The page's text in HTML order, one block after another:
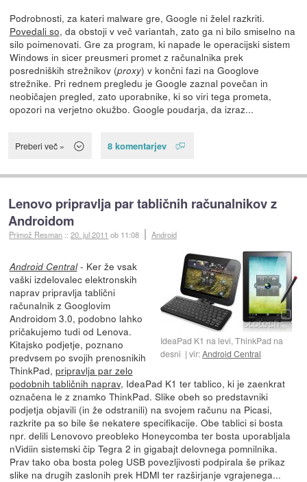
Podrobnosti, za kateri malware gre, Google ni želel razkriti.
Povedali so, da obstoji v več variantah, zato ga ni bilo smiselno na
silo poimenovati. Gre za program, ki napade le operacijski sistem
Windows in sicer preusmeri promet z računalnika prek
posredniških strežnikov (proxy) v končni fazi na Googlove
strežnike. Pri rednem pregledu je Google zaznal povečan in
neobičajen pregled, zato uporabnike, ki so viri tega prometa,
opozori na verjetno okužbo. Google poudarja, da izraz...
Preberi več » 8 komentarjev
Lenovo pripravlja par tabličnih računalnikov z
Androidom
Primož Resman ::20. jul 2011 ob 11:08 Android
IdeaPad K1 na levi, ThinkPad na
desni
vir:Android Central
Android Central- Ker že vsak
vaški izdelovalec elektronskih
naprav pripravlja tablični
računalnik z Googlovim
Androidom 3.0, podobno lahko
pričakujemo tudi od Lenova.
Kitajsko podjetje, poznano
predvsem po svojih prenosnikih
ThinkPad, pripravlja par zelo
podobnih tabličnih naprav, IdeaPad K1 ter tablico, ki je zaenkrat
označena le z znamko ThinkPad. Slike obeh so predstavniki
podjetja objavili (in že odstranili) na svojem računu na Picasi,
razkrite pa so bile še nekatere specifikacije. Obe tablici si bosta
npr. delili Lenovovo preobleko Honeycomba ter bosta uporabljala
nVidiin sistemski čip Tegra 2 in gigabajt delovnega pomnilnika.
Prav tako oba bosta poleg USB povezljivosti podpirala še prikaz
slike na drugih zaslonih prek HDMI ter razširjanje vgrajenega...